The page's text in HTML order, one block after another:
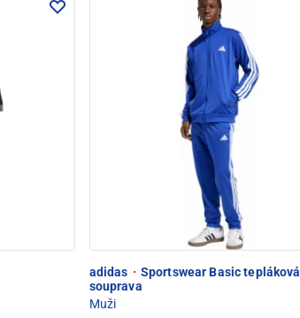
adidas · Sportswear Basic tepláková
souprava
Muži